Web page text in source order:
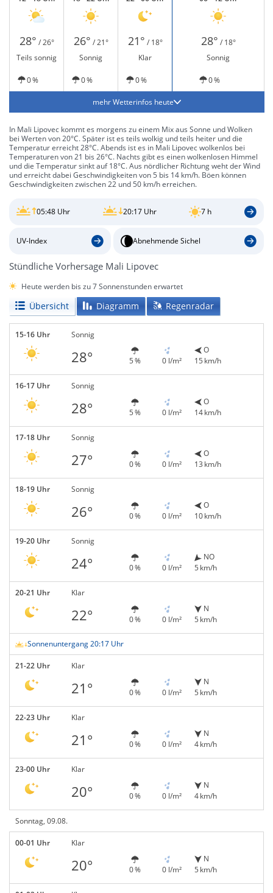
28° / 26° 26° / 21° 21° / 18° 28° / 18°
Teils sonnig
Sonnig Klar Sonnig
0 % 0 % 0 % 0 %
mehr Wetterinfos heute
In Mali Lipovec kommt es morgens zu einem Mix aus Sonne und Wolken
bei Werten von 20°C. Später ist es teils wolkig und teils heiter und die
Temperatur erreicht 28°C. Abends ist es in Mali Lipovec wolkenlos bei
Temperaturen von 21 bis 26°C. Nachts gibt es einen wolkenlosen Himmel
und die Temperatur sinkt auf 18°C. Aus nördlicher Richtung weht der Wind
und erreicht dabei Geschwindigkeiten von 5 bis 14 km/h. Böen können
Geschwindigkeiten zwischen 22 und 50 km/h erreichen.
05:48 Uhr 20:17 Uhr 7 h
UV-Index Abnehmende Sichel
Stündliche Vorhersage Mali Lipovec
Heute werden bis zu 7 Sonnenstunden erwartet
Übersicht Diagramm Regenradar
15-16 Uhr Sonnig
28° 5 % 0 l/m²
O
15 km/h
16-17 Uhr Sonnig
28° 5 % 0 l/m²
O
14 km/h
17-18 Uhr Sonnig
27° 0 % 0 l/m²
O
13 km/h
18-19 Uhr Sonnig
26° 0 % 0 l/m²
O
10 km/h
19-20 Uhr Sonnig
24° 0 % 0 l/m²
NO
5 km/h
20-21 Uhr Klar
22° 0 % 0 l/m²
N
5 km/h
Sonnenuntergang 20:17 Uhr
21-22 Uhr Klar
21° 0 % 0 l/m²
N
5 km/h
22-23 Uhr Klar
21° 0 % 0 l/m²
N
4 km/h
23-00 Uhr Klar
20° 0 % 0 l/m²
N
4 km/h
Sonntag, 09.08.
00-01 Uhr Klar
20° 0 % 0 l/m²
N
5 km/h